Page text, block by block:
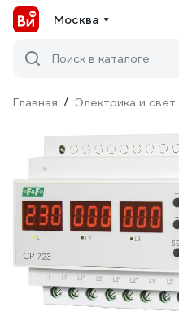
Москва
Поиск в каталоге
Главная / Электрика и свет